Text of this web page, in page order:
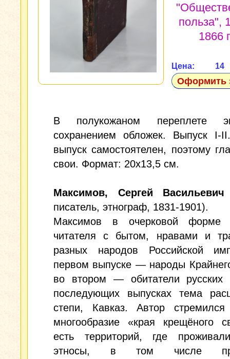
польза",
1866
Цена:
Оформить
В полукожаном переплете
сохранением обложек. Выпуск I-
выпуск самостоятелен, поэтому
свои. Формат: 20x13,5 см.
Максимов, Сергей Васильевич
писатель, этнограф, 1831-1901).
Максимов в очерковой форме
читателя с бытом, нравами и
разных народов Российской
первом выпуске — народы
во втором — обитатели
последующих выпусках тема
степи, Кавказ. Автор стремился
многообразие «края крещёного
есть территорий, где
этносы, в том числе